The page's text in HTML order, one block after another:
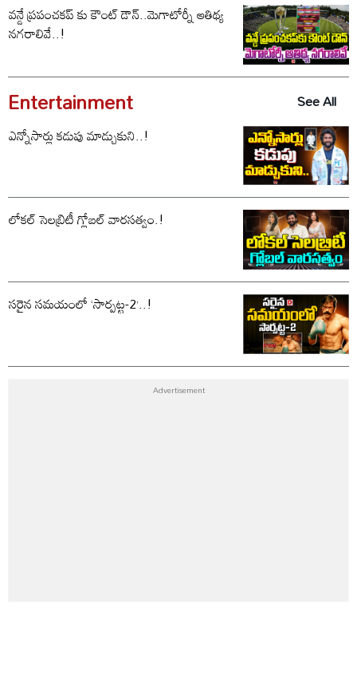
వన్డే ప్రపంచకప్ కు కౌంట్ డౌన్..మెగాటోర్నీ ఆతిథ్య
నగరాలివే..!
Entertainment
See All
ఎన్నోసార్లు కడుపు మాడ్చుకుని..!
లోకల్ సెలబ్రిటీ గ్లోబల్ వారసత్వం.!
సరైన సమయంలో ‘సార్పట్ట-2’..!